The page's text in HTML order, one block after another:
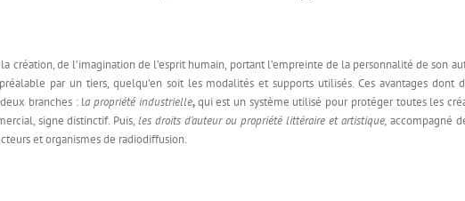
création, de l’imagination de l’esprit humain, portant l’empreinte de la personnalité de son
par un tiers, quelqu’en soit les modalités et supports utilisés. Ces avantages
branches : la propriété industrielle,qui est un système utilisé pour protéger toutes les
signe distinctif. Puis,les droits d’auteur ou propriété littéraire et artistique, accompagné
et organismes de radiodiffusion.